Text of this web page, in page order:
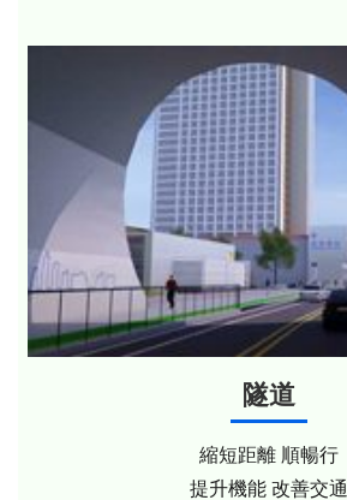
隧道
縮短距離 順暢行
提升機能 改善交通